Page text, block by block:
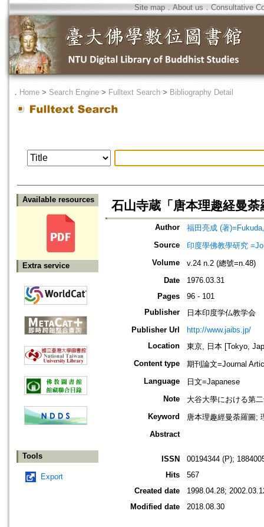
Site map．About us ． Consultative
． Home > Search Engine > Fulltext Search > Bibliography Detail
Available resources
Extra service
Tools
Export
石山寺蔵「唐本理趣経曼
Author
福田亮成 (著
Source
印度學佛教學研究
Volume
v.24 n.2 (總號=n.48)
Date
1976.03.31
Pages
96 - 101
Publisher
日本印度学仏教学会
Publisher Url
http://www.jaibs.jp/
Location
東京, 日本 [Tokyo,
Content type
期刊論文=Journal
Language
日文=Japanese
Note
大谷大學における第
Keyword
唐本理趣經曼荼羅圖;
Abstract
ISSN
00194344 (P);
Hits
567
Created date
1998.04.28;
Modified date
2018.08.30